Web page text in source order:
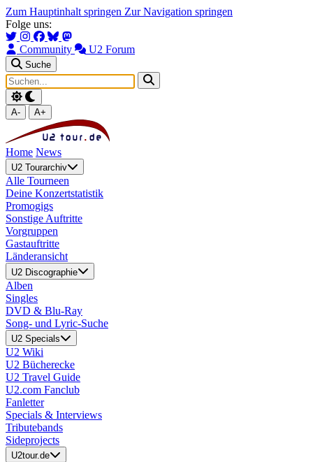
Zum Hauptinhalt springen Zur Navigation springen
Folge uns:
Community U2 Forum
Suche
A- A+
Home News
U2 Tourarchiv
Alle Tourneen
Deine Konzertstatistik
Promogigs
Sonstige Auftritte
Vorgruppen
Gastauftritte
Länderansicht
U2 Discographie
Alben
Singles
DVD & Blu-Ray
Song- und Lyric-Suche
U2 Specials
U2 Wiki
U2 Bücherecke
U2 Travel Guide
U2.com Fanclub
Fanletter
Specials & Interviews
Tributebands
Sideprojects
U2tour.de